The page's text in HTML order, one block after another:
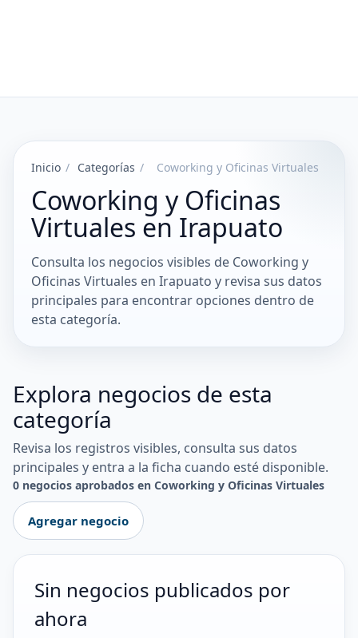
Inicio / Categorías / Coworking y Oficinas Virtuales
Coworking y Oficinas
Virtuales en Irapuato
Consulta los negocios visibles de Coworking y
Oficinas Virtuales en Irapuato y revisa sus datos
principales para encontrar opciones dentro de
esta categoría.
Explora negocios de esta
categoría
Revisa los registros visibles, consulta sus datos
principales y entra a la ficha cuando esté disponible.
0 negocios aprobados en Coworking y Oficinas Virtuales
Agregar negocio
Sin negocios publicados por
ahora